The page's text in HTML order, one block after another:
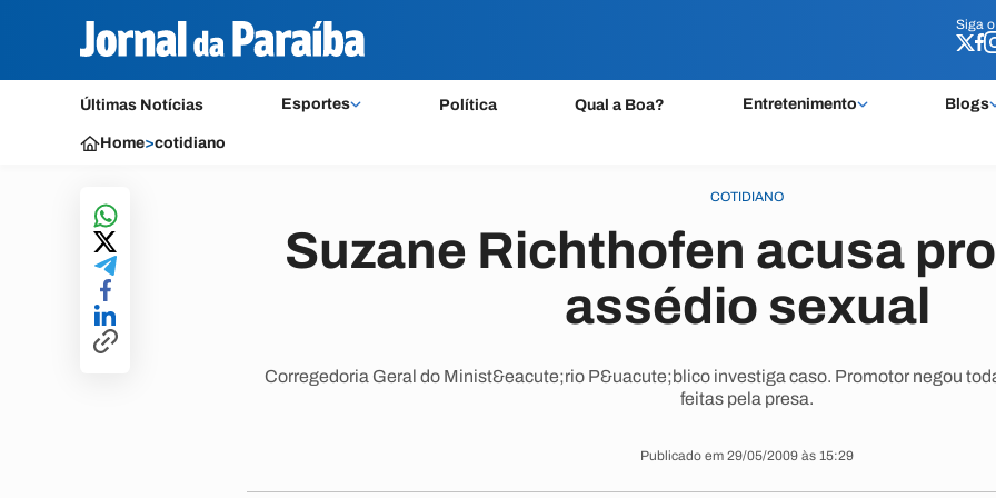
Siga o
Últimas Notícias Esportes Política Qual a Boa? Entretenimento Blogs
Siga o
Home>cotidiano
COTIDIANO
Suzane Richthofen acusa
assédio sexual
Corregedoria Geral do Minist&eacute;rio P&uacute;blico investiga caso. Promotor negou
feitas pela presa.
Publicado em 29/05/2009 às 15:29